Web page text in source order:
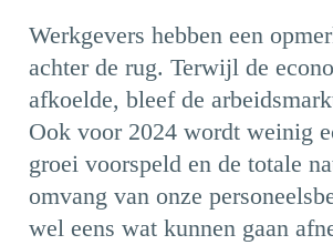
Werkgevers hebben een
achter de rug. Terwijl de
afkoelde, bleef de
Ook voor 2024 wordt weinig
groei voorspeld en de totale
omvang van onze
wel eens wat kunnen gaan